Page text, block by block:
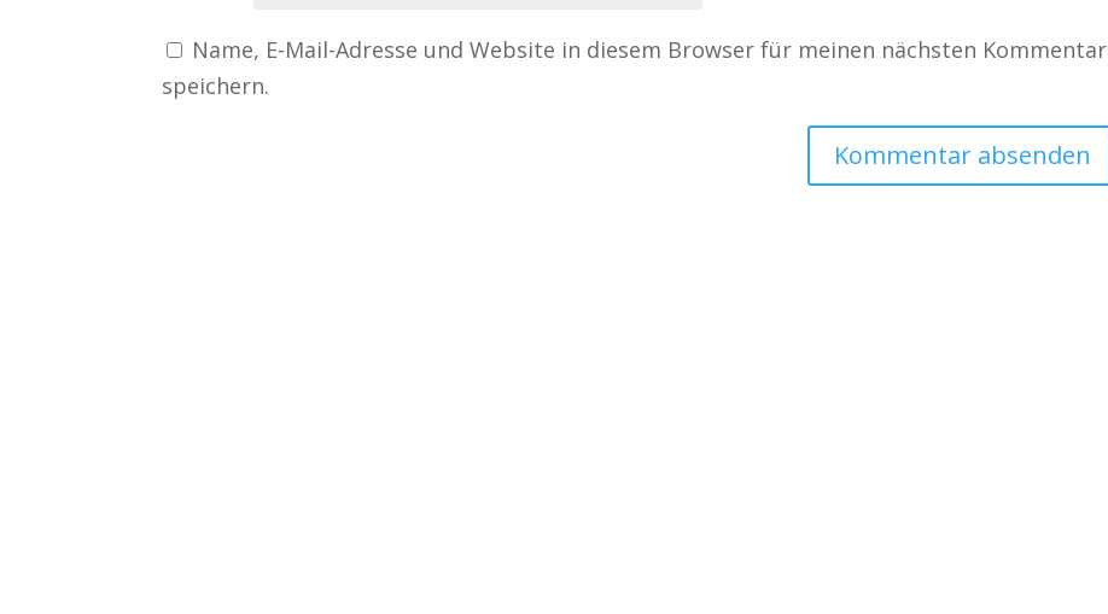
Name, E-Mail-Adresse und Website in diesem Browser für meinen nächsten Kommentar
speichern.